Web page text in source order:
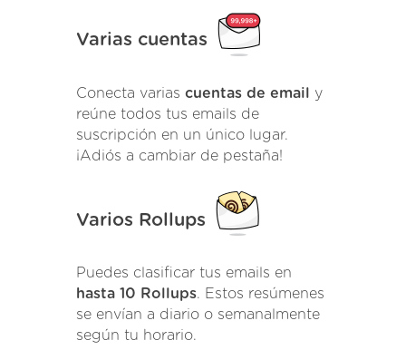
Varias cuentas
Conecta varias cuentas de email
y
reúne todos tus emails de
suscripción en un único lugar.
¡Adiós a cambiar de pestaña!
Varios Rollups
Puedes clasificar tus emails en
hasta 10 Rollups. Estos resúmenes
se envían a diario o semanalmente
según tu horario.